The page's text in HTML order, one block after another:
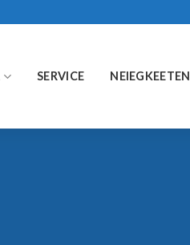
SERVICE NEIEGKEETEN